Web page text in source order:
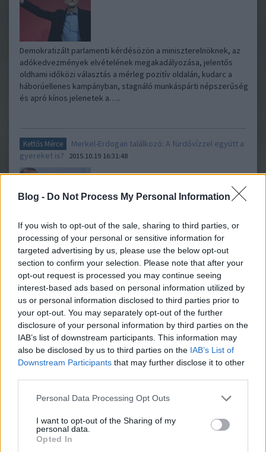
Blog - Do Not Process My Personal Information
If you wish to opt-out of the sale, sharing to third parties, or
processing of your personal or sensitive information for
targeted advertising by us, please use the below opt-out
section to confirm your selection. Please note that after your
opt-out request is processed you may continue seeing
interest-based ads based on personal information utilized by
us or personal information disclosed to third parties prior to
your opt-out. You may separately opt-out of the further
disclosure of your personal information by third parties on the
IAB’s list of downstream participants. This information may
also be disclosed by us to third parties on the IAB’s List of
Downstream Participants that may further disclose it to other
Please note that this website/app uses one or more Google
not limited to your visit or usage behaviour. You may click to
grant or deny consent to Google and its third-party tags to
use your data for below specified purposes in below Google
Personal Data Processing Opt Outs
I want to opt-out of the Sharing of my
personal data.
Opted In
Demokratizált parlamenti kérdésözön a miniszterelnöknek, az
adókedvezmények elvételének megakadályozása, jelentős
oldhami időközi választás a mérleg pozitív oldalán, kudarc a
háborúellenes kampányban, stagnáló munkáspárti népszerűség
és apró kínos jelenetek a…..
Kettős Mérce
Merkel-Erdogan találkozó: A fürdővízzel együtt a
gyereket is?
2015.10.19 16:31:48
„Törökország nélkül egyszerűen képtelenek vagyunk
megoldani a menekültválságot” – mondta a múlt héten Angela
Merkel német kancellár, előkészítendő vasárnapi,
tulajdonképpen Kanossza-járásnak minősíthető isztambuli útját.
Úgy tűnik, a menekülthullám egyre inkább…..
Kettős Mérce Az Iszlám Állam újra megtámadta Kobanét
2015.06.25 13:07:19
Kobane ismét ég / Fotó: Dogan Media, Törökország Ha valaki